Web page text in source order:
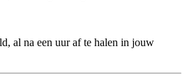
al na een uur af te halen in jouw